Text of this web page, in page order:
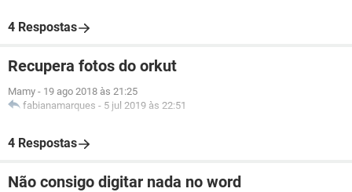
4 Respostas
Recupera fotos do orkut
Mamy - 19 ago 2018 às 21:25
fabianamarques - 5 jul 2019 às 22:51
4 Respostas
Não consigo digitar nada no word